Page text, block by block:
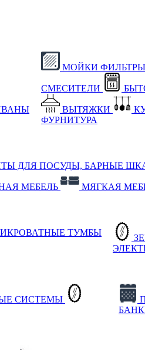
МОЙКИ
СМЕСИТЕЛИ
ВЫТЯЖКИ
ФУРНИТУРА
ДЛЯ ПОСУДЫ, БАРНЫЕ
МЕБЕЛЬ МЯГКАЯ
ТУМБЫ
СИСТЕМЫ